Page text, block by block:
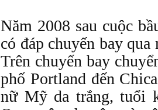
Năm 2008 sau cuộc
có đáp chuyến bay
Trên chuyến bay
phố Portland đến
nữ Mỹ da trắng, tuổi